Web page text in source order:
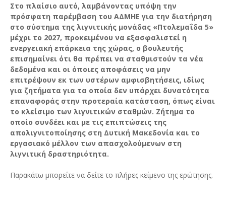
Στο πλαίσιο αυτό, λαμβάνοντας υπόψη την
πρόσφατη παρέμβαση του ΑΔΜΗΕ για την διατήρηση
στο σύστημα της λιγνιτικής μονάδας «Πτολεμαΐδα 5»
μέχρι το 2027, προκειμένου να εξασφαλιστεί η
ενεργειακή επάρκεια της χώρας, ο βουλευτής
επισημαίνει ότι θα πρέπει να σταθμιστούν τα νέα
δεδομένα και οι όποιες αποφάσεις να μην
επιτρέψουν εκ των υστέρων αμφισβητήσεις, ιδίως
για ζητήματα για τα οποία δεν υπάρχει δυνατότητα
επαναφοράς στην προτεραία κατάσταση, όπως είναι
το κλείσιμο των λιγνιτικών σταθμών. Ζήτημα το
οποίο συνδέει και με τις επιπτώσεις της
απολιγνιτοποίησης στη Δυτική Μακεδονία και το
εργασιακό μέλλον των απασχολούμενων στη
λιγνιτική δραστηριότητα.
Παρακάτω μπορείτε να δείτε το πλήρες κείμενο της ερώτησης.